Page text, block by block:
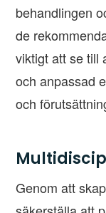
behandlingen
de
viktigt att se till
och anpassad
och
Genom att